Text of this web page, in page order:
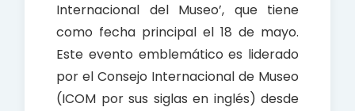
Internacional del Museo’, que tiene
como fecha principal el 18 de mayo.
Este evento emblemático es liderado
por el Consejo Internacional de Museo
(ICOM por sus siglas en inglés) desde